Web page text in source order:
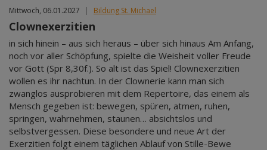
Mittwoch, 06.01.2027 | Bildung St. Michael
Clownexerzitien
in sich hinein – aus sich heraus – über sich hinaus Am Anfang,
noch vor aller Schöpfung, spielte die Weisheit voller Freude
vor Gott (Spr 8,30f.). So alt ist das Spiel! Clownexerzitien
wollen es ihr nachtun. In der Clownerie kann man sich
zwanglos ausprobieren mit dem Repertoire, das einem als
Mensch gegeben ist: bewegen, spüren, atmen, ruhen,
springen, wahrnehmen, staunen… absichtslos und
selbstvergessen. Diese besondere und neue Art der
Exerzitien folgt einem täglichen Ablauf von Stille-Bewe